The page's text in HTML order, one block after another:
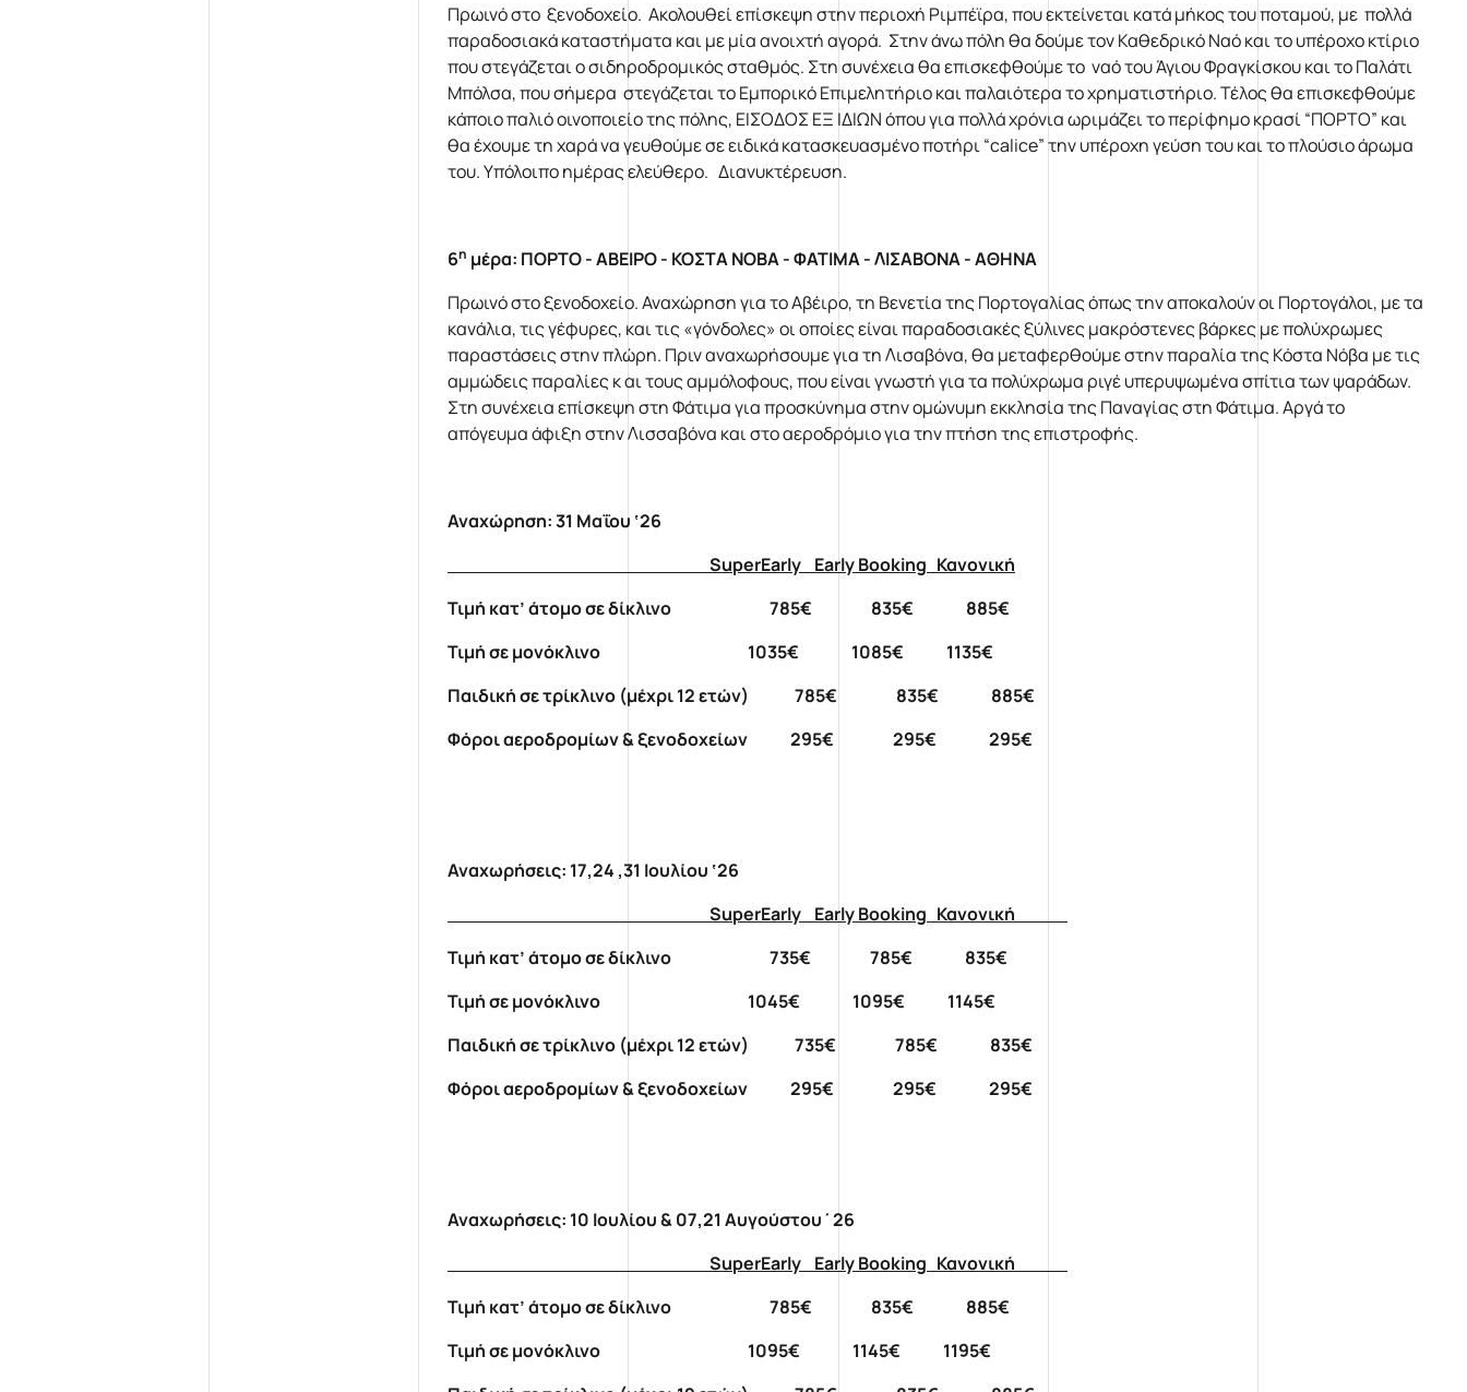
Πρωινό στο ξενοδοχείο. Ακολουθεί επίσκεψη στην περιοχή Ριμπέϊρα, που εκτείνεται κατά μήκος του ποταμού, με πολλά
παραδοσιακά καταστήματα και με μία ανοιχτή αγορά. Στην άνω πόλη θα δούμε τον Καθεδρικό Ναό και το υπέροχο κτίριο
που στεγάζεται ο σιδηροδρομικός σταθμός. Στη συνέχεια θα επισκεφθούμε το ναό του Άγιου Φραγκίσκου και το Παλάτι
Μπόλσα, που σήμερα στεγάζεται το Εμπορικό Επιμελητήριο και παλαιότερα το χρηματιστήριο. Τέλος θα επισκεφθούμε
κάποιο παλιό οινοποιείο της πόλης, ΕΙΣΟΔΟΣ ΕΞ ΙΔΙΩΝ όπου για πολλά χρόνια ωριμάζει το περίφημο κρασί “ΠΟΡΤΟ” και
θα έχουμε τη χαρά να γευθούμε σε ειδικά κατασκευασμένο ποτήρι “calice” την υπέροχη γεύση του και το πλούσιο άρωμα
του. Υπόλοιπο ημέρας ελεύθερο. Διανυκτέρευση.
6η μέρα: ΠΟΡΤΟ - ΑΒΕΙΡΟ - ΚΟΣΤΑ ΝΟΒΑ - ΦΑΤΙΜΑ - ΛΙΣΑΒΟΝΑ - ΑΘΗΝΑ
Πρωινό στο ξενοδοχείο. Αναχώρηση για το Αβέιρο, τη Βενετία της Πορτογαλίας όπως την αποκαλούν οι Πορτογάλοι, με τα
κανάλια, τις γέφυρες, και τις «γόνδολες» οι οποίες είναι παραδοσιακές ξύλινες μακρόστενες βάρκες με πολύχρωμες
παραστάσεις στην πλώρη. Πριν αναχωρήσουμε για τη Λισαβόνα, θα μεταφερθούμε στην παραλία της Κόστα Νόβα με τις
αμμώδεις παραλίες κ αι τους αμμόλοφους, που είναι γνωστή για τα πολύχρωμα ριγέ υπερυψωμένα σπίτια των ψαράδων.
Στη συνέχεια επίσκεψη στη Φάτιμα για προσκύνημα στην ομώνυμη εκκλησία της Παναγίας στη Φάτιμα. Αργά το
απόγευμα άφιξη στην Λισσαβόνα και στο αεροδρόμιο για την πτήση της επιστροφής.
Αναχώρηση: 31 Μαΐου ‘26
SuperEarly Early Booking Κανονική
Τιμή κατ’ άτομο σε δίκλινο 785€ 835€ 885€
Τιμή σε μονόκλινο 1035€ 1085€ 1135€
Παιδική σε τρίκλινο (μέχρι 12 ετών) 785€ 835€ 885€
Φόροι αεροδρομίων & ξενοδοχείων 295€ 295€ 295€
Αναχωρήσεις: 17,24 ,31 Ιουλίου ‘26
SuperEarly Early Booking Κανονική
Τιμή κατ’ άτομο σε δίκλινο 735€ 785€ 835€
Τιμή σε μονόκλινο 1045€ 1095€ 1145€
Παιδική σε τρίκλινο (μέχρι 12 ετών) 735€ 785€ 835€
Φόροι αεροδρομίων & ξενοδοχείων 295€ 295€ 295€
Αναχωρήσεις: 10 Ιουλίου & 07,21 Αυγούστου΄26
SuperEarly Early Booking Κανονική
Τιμή κατ’ άτομο σε δίκλινο 785€ 835€ 885€
Τιμή σε μονόκλινο 1095€ 1145€ 1195€